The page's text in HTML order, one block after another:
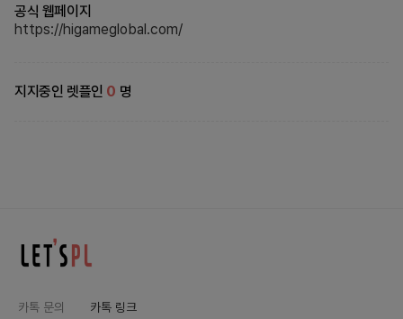
공식 웹페이지
https://higameglobal.com/
지지중인 렛플인 0 명
카톡 문의
카톡 링크